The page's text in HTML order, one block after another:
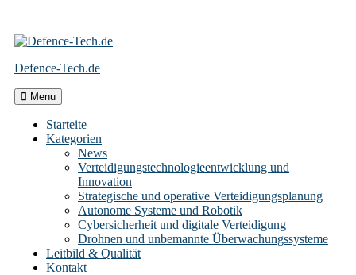
Skip
content
Defence-Tech.de
Menu
Starteite
Kategorien
News
Verteidigungstechnologieentwicklung und
Innovation
Strategische und operative Verteidigungsplanung
Autonome Systeme und Robotik
Cybersicherheit und digitale Verteidigung
Drohnen und unbemannte Überwachungssysteme
Leitbild & Qualität
Kontakt